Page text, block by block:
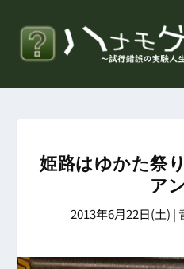
姫路はゆかた祭
ア
2013年6月22日(土) |